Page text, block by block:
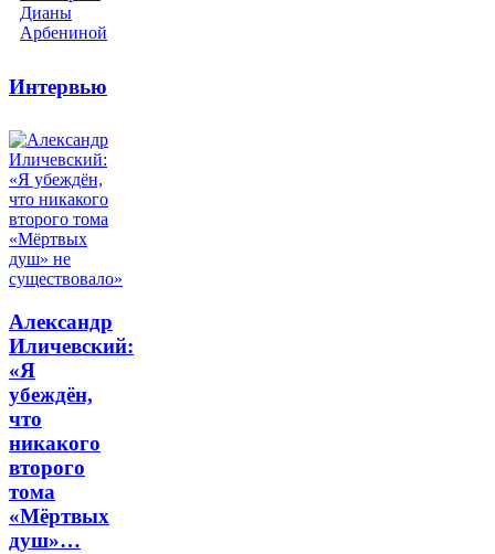
Интервью
Александр
Иличевский:
«Я
убеждён,
что
никакого
второго
тома
«Мёртвых
душ»…